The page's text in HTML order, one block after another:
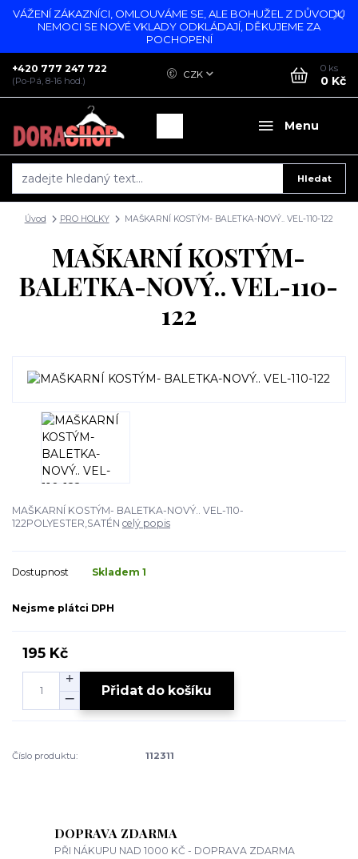
VÁŽENÍ ZÁKAZNÍCI, OMLOUVÁME SE, ALE BOHUŽEL Z DŮVODU
NEMOCI SE NOVÉ VKLADY ODKLÁDAJÍ, DĚKUJEME ZA
POCHOPENÍ
Menu
CZK
Hledat
+420 777 247 722
(Po-Pá, 8-16 hod.)
0 ks
0 Kč
Úvod PRO HOLKY MAŠKARNÍ KOSTÝM- BALETKA-NOVÝ.. VEL-110-122
MAŠKARNÍ KOSTÝM-
BALETKA-NOVÝ.. VEL-110-
122
MAŠKARNÍ KOSTÝM- BALETKA-NOVÝ.. VEL-110-
122POLYESTER,SATÉN celý popis
Dostupnost Skladem 1
Nejsme plátci DPH
195 Kč
Přidat do košíku
Číslo produktu: 112311
DOPRAVA ZDARMA
PŘI NÁKUPU NAD 1000 KČ - DOPRAVA ZDARMA